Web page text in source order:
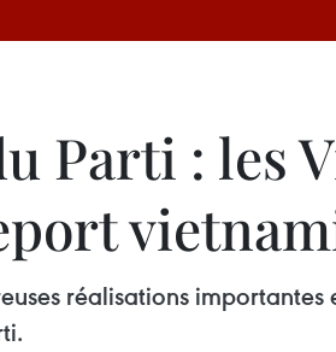
Parti : les
réalisations